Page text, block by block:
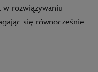
rozwiązywaniu
się równocześnie